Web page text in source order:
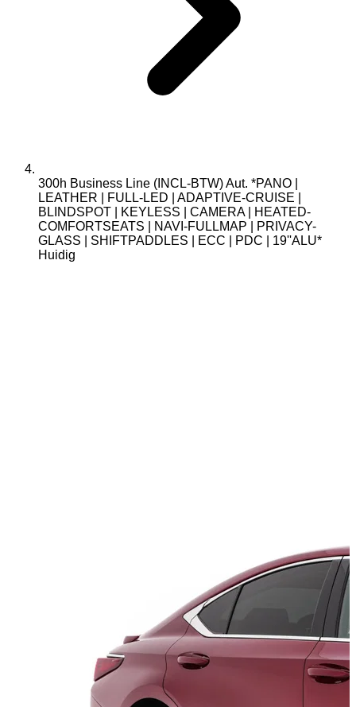
300h Business Line (INCL-BTW) Aut. *PANO |
LEATHER | FULL-LED | ADAPTIVE-CRUISE |
BLINDSPOT | KEYLESS | CAMERA | HEATED-
COMFORTSEATS | NAVI-FULLMAP | PRIVACY-
GLASS | SHIFTPADDLES | ECC | PDC | 19''ALU*
Huidig